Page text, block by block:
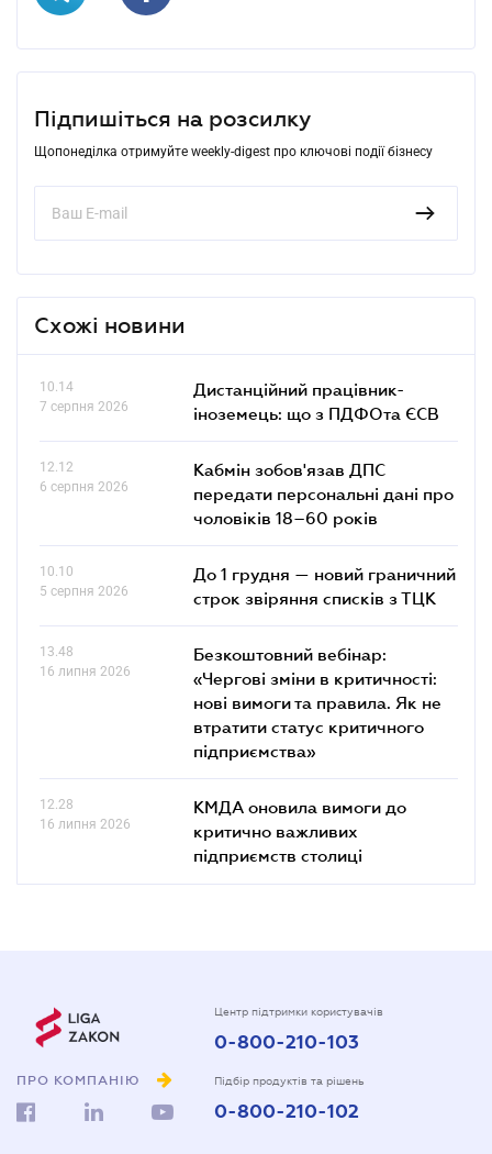
Підпишіться на розсилку
Щопонеділка отримуйте weekly-digest про ключові події бізнесу
Схожі новини
10.14
7 серпня 2026
Дистанційний працівник-
іноземець: що з ПДФОта ЄСВ
12.12
6 серпня 2026
Кабмін зобов'язав ДПС
передати персональні дані про
чоловіків 18–60 років
10.10
5 серпня 2026
До 1 грудня — новий граничний
строк звіряння списків з ТЦК
13.48
16 липня 2026
Безкоштовний вебінар:
«Чергові зміни в критичності:
нові вимоги та правила. Як не
втратити статус критичного
підприємства»
12.28
16 липня 2026
КМДА оновила вимоги до
критично важливих
підприємств столиці
ПРО КОМПАНІЮ
Центр підтримки користувачів
0-800-210-103
Підбір продуктів та рішень
0-800-210-102